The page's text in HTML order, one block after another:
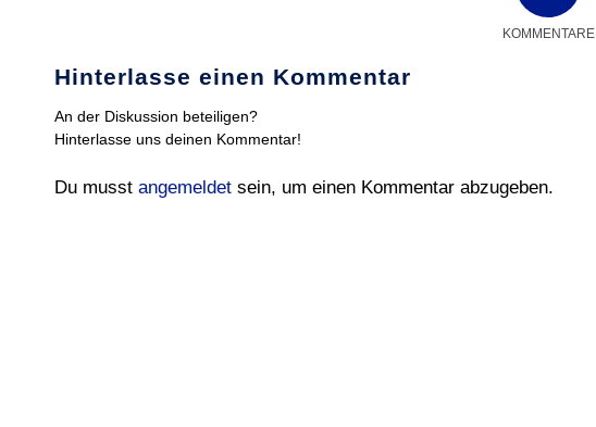
KOMMENTARE
Hinterlasse einen Kommentar
An der Diskussion beteiligen?
Hinterlasse uns deinen Kommentar!
Du musst angemeldet sein, um einen Kommentar abzugeben.